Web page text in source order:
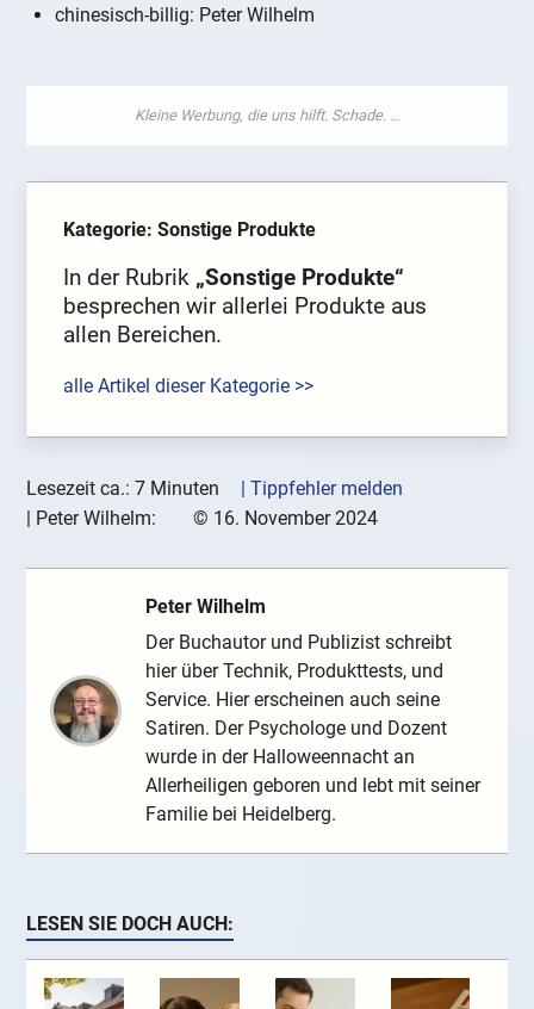
chinesisch-billig: Peter Wilhelm
Kategorie: Sonstige Produkte
In der Rubrik „Sonstige Produkte“
besprechen wir allerlei Produkte aus
allen Bereichen.
alle Artikel dieser Kategorie >>
Lesezeit ca.: 7 Minuten
| Tippfehler melden
| Peter Wilhelm: © 16. November 2024
Peter Wilhelm
Der Buchautor und Publizist schreibt
hier über Technik, Produkttests, und
Service. Hier erscheinen auch seine
Satiren. Der Psychologe und Dozent
wurde in der Halloweennacht an
Allerheiligen geboren und lebt mit seiner
Familie bei Heidelberg.
LESEN SIE DOCH AUCH: